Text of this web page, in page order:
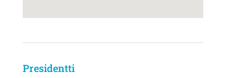
Presidentti